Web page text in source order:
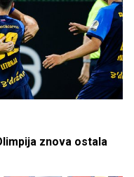
znova ostala